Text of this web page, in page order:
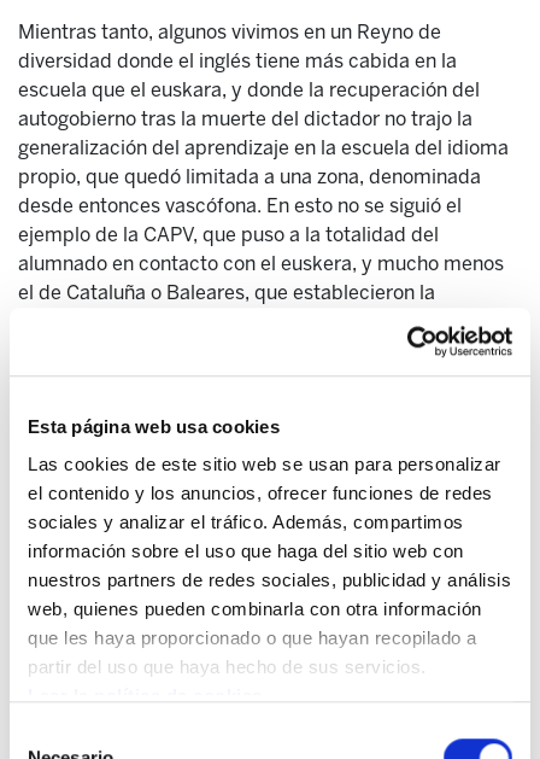
Esta página web usa cookies
Las cookies de este sitio web se usan para personalizar
el contenido y los anuncios, ofrecer funciones de redes
sociales y analizar el tráfico. Además, compartimos
información sobre el uso que haga del sitio web con
nuestros partners de redes sociales, publicidad y análisis
web, quienes pueden combinarla con otra información
que les haya proporcionado o que hayan recopilado a
partir del uso que haya hecho de sus servicios.
Mientras tanto, algunos vivimos en un Reyno de
diversidad donde el inglés tiene más cabida en la
escuela que el euskara, y donde la recuperación del
autogobierno tras la muerte del dictador no trajo la
generalización del aprendizaje en la escuela del idioma
propio, que quedó limitada a una zona, denominada
desde entonces vascófona. En esto no se siguió el
ejemplo de la CAPV, que puso a la totalidad del
alumnado en contacto con el euskera, y mucho menos
el de Cataluña o Baleares, que establecieron la
inmersión en catalán para todos los escolares.
La mezcla de nacionalismo español estrictamente
del inglés, tan ligado al neoliberalismo rampante, han
creado en todo el estado español una tendencia a
extender en la escuela los mal llamados programas
bilingües, allí donde no hay lengua autonómica, y
trilingües, donde la hay. La fundación FAES del PP ha
sido potente impulsora de ello, como puede
comprobarse leyendo las actas de su congreso de 2007
titulado ¿Libertad o coacción? Políticas lingüísticas y
nacionalismos en España. Esto ha afectado,
valenciana, balear o navarra, pero también,